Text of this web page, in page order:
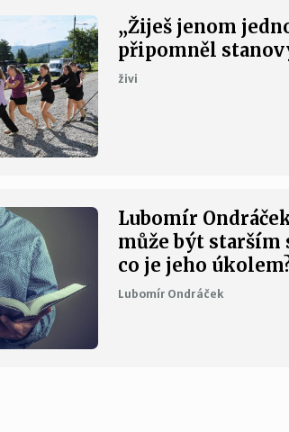
„Žiješ jenom
připomněl
živi
Lubomír
může být starším
co je jeho
Lubomír Ondráček